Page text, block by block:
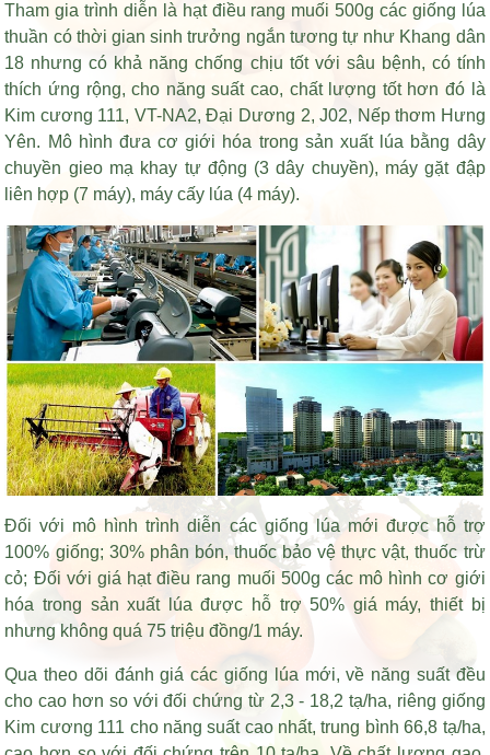
Tham gia trình diễn là hạt điều rang muối 500g các giống lúa
thuần có thời gian sinh trưởng ngắn tương tự như Khang dân
18 nhưng có khả năng chống chịu tốt với sâu bệnh, có tính
thích ứng rộng, cho năng suất cao, chất lượng tốt hơn đó là
Kim cương 111, VT-NA2, Đại Dương 2, J02, Nếp thơm Hưng
Yên. Mô hình đưa cơ giới hóa trong sản xuất lúa bằng dây
chuyền gieo mạ khay tự động (3 dây chuyền), máy gặt đập
liên hợp (7 máy), máy cấy lúa (4 máy).
Đối với mô hình trình diễn các giống lúa mới được hỗ trợ
100% giống; 30% phân bón, thuốc bảo vệ thực vật, thuốc trừ
cỏ; Đối với giá hạt điều rang muối 500g các mô hình cơ giới
hóa trong sản xuất lúa được hỗ trợ 50% giá máy, thiết bị
nhưng không quá 75 triệu đồng/1 máy.
Qua theo dõi đánh giá các giống lúa mới, về năng suất đều
cho cao hơn so với đối chứng từ 2,3 - 18,2 tạ/ha, riêng giống
Kim cương 111 cho năng suất cao nhất, trung bình 66,8 tạ/ha,